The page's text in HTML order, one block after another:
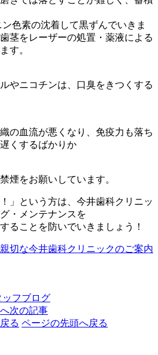
色素の沈着して黒ずんでいきま
茎をレーザーの処置・薬液による
す。
やニコチンは、口臭をきつくする
の血流が悪くなり、免疫力も落ち
くするばかりか
煙をお願いしています。
」という方は、今井歯科クリニッ
・メンテナンスを
ることを防いでいきましょう！
切な今井歯科クリニックのご案内
ッフブログ
次の記事
る ページの先頭へ戻る